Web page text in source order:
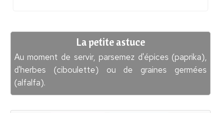
La petite astuce
Au moment de servir, parsemez d'épices (paprika),
d'herbes (ciboulette) ou de graines germées
(alfalfa).